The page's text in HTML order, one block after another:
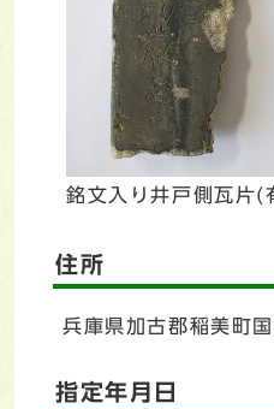
銘文入り井戸側瓦片(
住所
兵庫県加古郡稲美町
指定年月日